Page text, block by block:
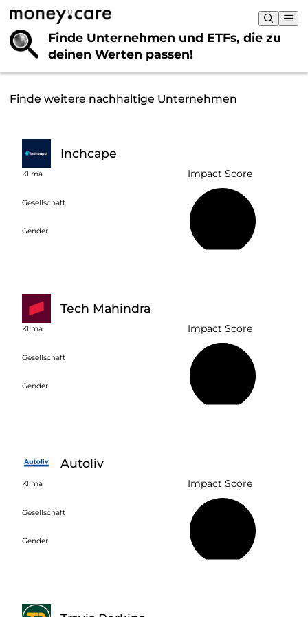
Finde Unternehmen und ETFs, die zu
deinen Werten passen!
Finde weitere nachhaltige Unternehmen
Inchcape
Klima
Gesellschaft
Gender
Impact Score
Tech Mahindra
Klima
Gesellschaft
Gender
Impact Score
Autoliv
Klima
Gesellschaft
Gender
Impact Score